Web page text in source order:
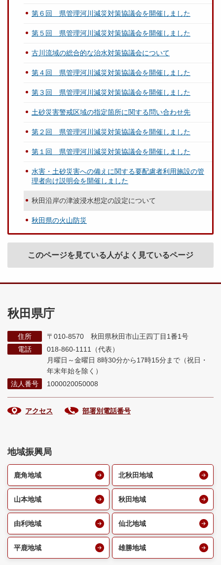
第６回 県管理河川減災対策協議会を開催しました
第５回 県管理河川減災対策協議会を開催しました
古川流域の総合的な治水対策協議会について
第４回 県管理河川減災対策協議会を開催しました
第３回 県管理河川減災対策協議会を開催しました
土砂災害警戒区域の指定箇所に関する問い合わせ先
第２回 県管理河川減災対策協議会を開催しました
第１回 県管理河川減災対策協議会を開催しました
水害・土砂災害への備えに関する要配慮者利用施設の管
理者向け説明会を開催しました
秋田沿岸の津波浸水想定の設定について
秋田県の火山防災
このページを見ている人がよく見ているページ
秋田県庁
住所
〒010-8570 秋田県秋田市山王四丁目1番1号
電話
018-860-1111（代表）
月曜日～金曜日 8時30分から17時15分まで （祝日・
年末年始を除く）
法人番号
1000020050008
アクセス 部署別電話番号
地域振興局
鹿角地域 北秋田地域
山本地域 秋田地域
由利地域 仙北地域
平鹿地域 雄勝地域